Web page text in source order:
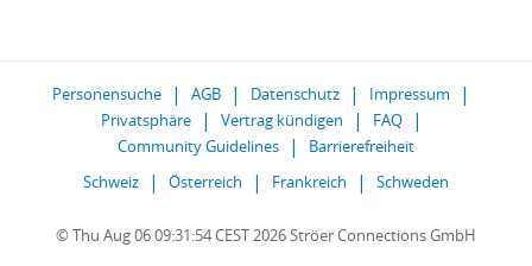
Personensuche AGB Datenschutz
Impressum
Privatsphäre
Vertrag kündigen
FAQ
Community Guidelines
Barrierefreiheit
Schweiz
Österreich Frankreich Schweden
© Thu Aug 06 09:31:54 CEST 2026 Ströer Connections GmbH